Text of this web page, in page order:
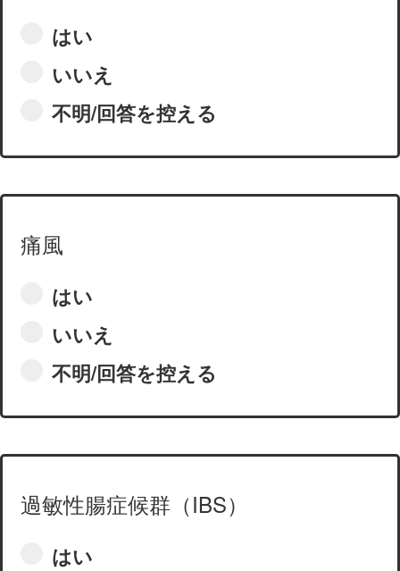
はい
いいえ
不明/回答を控える
痛風
はい
いいえ
不明/回答を控える
過敏性腸症候群（IBS）
はい